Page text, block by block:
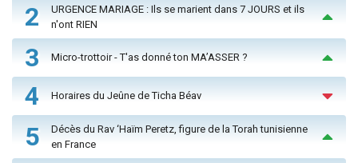
2
URGENCE MARIAGE : Ils se marient dans 7 JOURS et ils
n'ont RIEN
3 Micro-trottoir - T'as donné ton MA’ASSER ?
4 Horaires du Jeûne de Ticha Béav
5
Décès du Rav ‘Haïm Peretz, figure de la Torah tunisienne
en France